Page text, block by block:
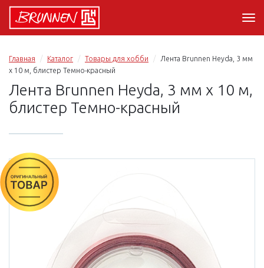
Главная Каталог Товары для хобби
Лента Brunnen Heyda, 3 мм
х 10 м, блистер Темно-красный
Лента Brunnen Heyda, 3 мм х 10 м,
блистер Темно-красный